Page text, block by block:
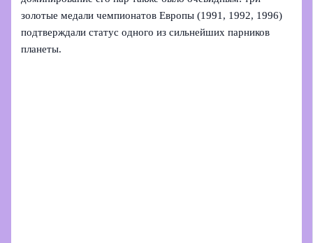
золотые медали чемпионатов Европы (1991, 1992, 1996)
подтверждали статус одного из сильнейших парников
планеты.